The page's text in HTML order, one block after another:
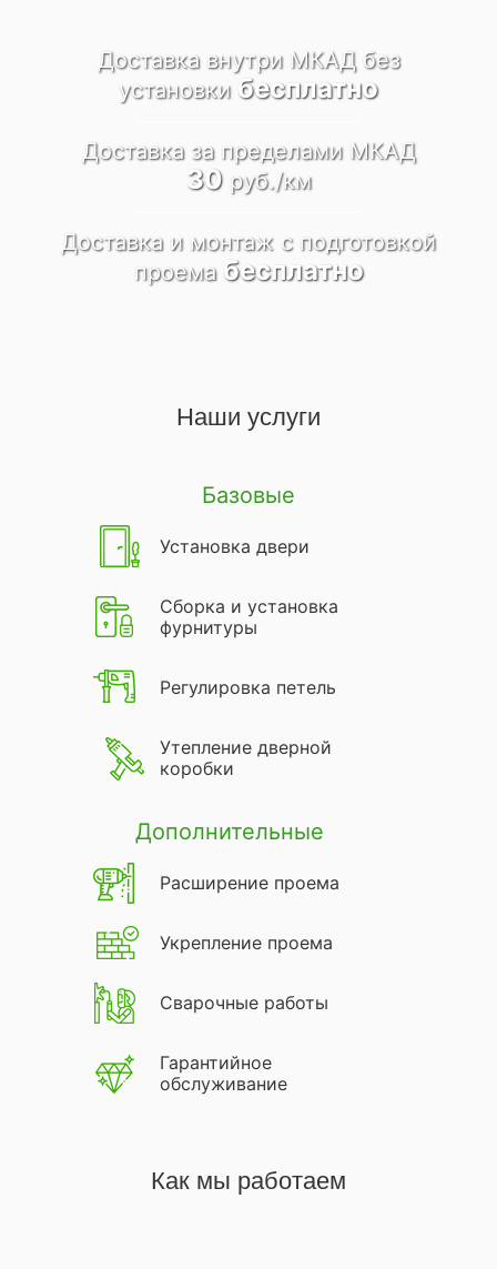
Доставка внутри МКАД без
установки бесплатно
Доставка за пределами МКАД
30руб./км
Доставка и монтаж c подготовкой
проема бесплатно
Наши услуги
Базовые
Установка двери
Сборка и установка
фурнитуры
Регулировка петель
Утепление дверной
коробки
Дополнительные
Расширение проема
Укрепление проема
Сварочные работы
Гарантийное
обслуживание
Как мы работаем